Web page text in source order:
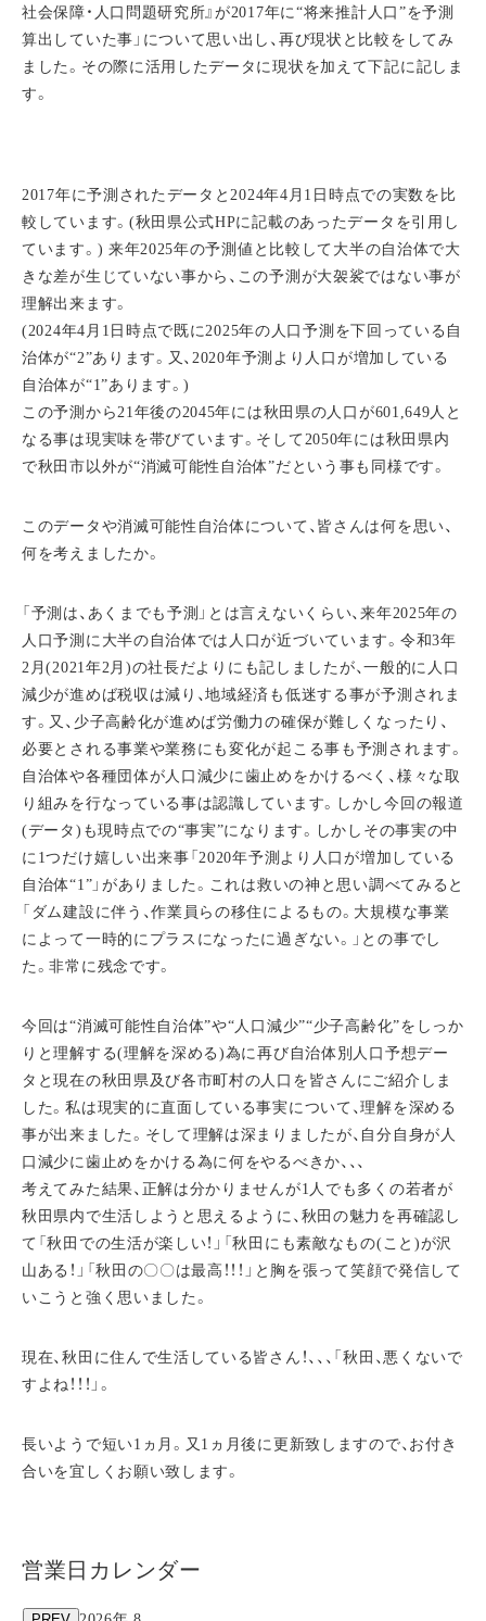
社会保障・人口問題研究所』が2017年に“将来推計人口”を予測
算出していた事」について思い出し、再び現状と比較をしてみ
ました。その際に活用したデータに現状を加えて下記に記しま
す。
2017年に予測されたデータと2024年4月1日時点での実数を比
較しています。(秋田県公式HPに記載のあったデータを引用し
ています。) 来年2025年の予測値と比較して大半の自治体で大
きな差が生じていない事から、この予測が大袈裟ではない事が
理解出来ます。
(2024年4月1日時点で既に2025年の人口予測を下回っている自
治体が“2”あります。又、2020年予測より人口が増加している
自治体が“1”あります。)
この予測から21年後の2045年には秋田県の人口が601,649人と
なる事は現実味を帯びています。そして2050年には秋田県内
で秋田市以外が“消滅可能性自治体”だという事も同様です。
このデータや消滅可能性自治体について、皆さんは何を思い、
何を考えましたか。
「予測は、あくまでも予測」とは言えないくらい、来年2025年の
人口予測に大半の自治体では人口が近づいています。令和3年
2月(2021年2月)の社長だよりにも記しましたが、一般的に人口
減少が進めば税収は減り、地域経済も低迷する事が予測されま
す。又、少子高齢化が進めば労働力の確保が難しくなったり、
必要とされる事業や業務にも変化が起こる事も予測されます。
自治体や各種団体が人口減少に歯止めをかけるべく、様々な取
り組みを行なっている事は認識しています。しかし今回の報道
(データ)も現時点での“事実”になります。しかしその事実の中
に1つだけ嬉しい出来事「2020年予測より人口が増加している
自治体“1”」がありました。これは救いの神と思い調べてみると
「ダム建設に伴う、作業員らの移住によるもの。大規模な事業
によって一時的にプラスになったに過ぎない。」との事でし
た。非常に残念です。
今回は“消滅可能性自治体”や“人口減少”“少子高齢化”をしっか
りと理解する(理解を深める)為に再び自治体別人口予想デー
タと現在の秋田県及び各市町村の人口を皆さんにご紹介しま
した。私は現実的に直面している事実について、理解を深める
事が出来ました。そして理解は深まりましたが、自分自身が人
口減少に歯止めをかける為に何をやるべきか、、、
考えてみた結果、正解は分かりませんが1人でも多くの若者が
秋田県内で生活しようと思えるように、秋田の魅力を再確認し
て「秋田での生活が楽しい！」「秋田にも素敵なもの(こと)が沢
山ある！」「秋田の〇〇は最高！！！」と胸を張って笑顔で発信して
いこうと強く思いました。
現在、秋田に住んで生活している皆さん！、、、「秋田、悪くないで
すよね！！！」。
長いようで短い1ヵ月。又1ヵ月後に更新致しますので、お付き
合いを宜しくお願い致します。
営業日カレンダー